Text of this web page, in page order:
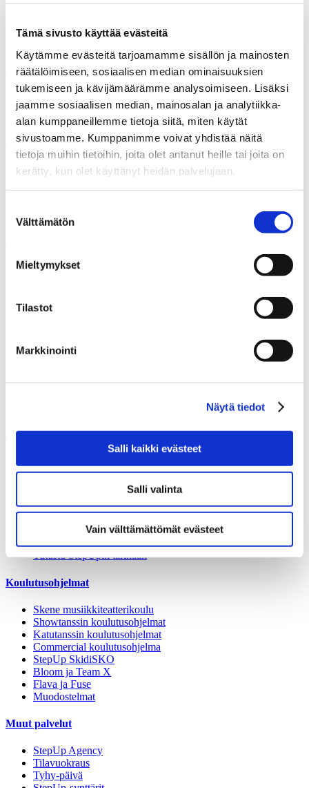
Tämä sivusto käyttää evästeitä
Käytämme evästeitä tarjoamamme sisällön ja mainosten
räätälöimiseen, sosiaalisen median ominaisuuksien
tukemiseen ja kävijämäärämme analysoimiseen. Lisäksi
jaamme sosiaalisen median, mainosalan ja analytiikka-
alan kumppaneillemme tietoja siitä, miten käytät
sivustoamme. Kumppanimme voivat yhdistää näitä
tietoja muihin tietoihin, joita olet antanut heille tai joita on
kerätty, kun olet käyttänyt heidän palvelujaan.
valinta
Välttämätön
Mieltymykset
Tilastot
Markkinointi
Näytä tiedot
Salli kaikki evästeet
Salli valinta
Vain välttämättömät evästeet
tunnit jailmoittaudu mukaan!
Yksittäisten tuntien hinnat:
25 €/75 min
30 €/90 min
Tiistai 30.7.
17.00 – 18.15 Floor Barre 16+ teemana aukikierto Fatima
18.15 – 19.45 Baletti 16+ alkeisjatko Fatima
19.45 – 21.00 Kehonhuolto 16+ Fatima
17.00 – 18.15 Floor Barre 16+ teemana jalannostot Fatima
Ilmoittaudu workshopille >>
Aikataulu
Workshopit
Syyskausi 2026
Opettajat
Aikuisten tanssitunnit
Rekisteröidy
Usein kysyttyä
Etuja asiakkaillemme
Tutustu StepUpin tarinaan
Koulutusohjelmat
Skene musiikkiteatterikoulu
Showtanssin koulutusohjelmat
Katutanssin koulutusohjelmat
Commercial koulutusohjelma
StepUp SkidiSKO
Bloom ja Team X
Flava ja Fuse
Muodostelmat
Muut palvelut
StepUp Agency
Tilavuokraus
Tyhy-päivä